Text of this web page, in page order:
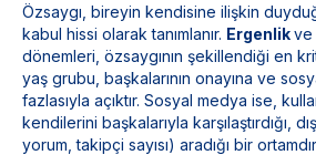
Özsaygı, bireyin kendisine ilişkin
kabul hissi olarak tanımlanır. Ergenlikve
dönemleri, özsaygının şekillendiği en
yaş grubu, başkalarının onayına ve
fazlasıyla açıktır. Sosyal medya ise,
kendilerini başkalarıyla karşılaştırdığı,
yorum, takipçi sayısı) aradığı bir